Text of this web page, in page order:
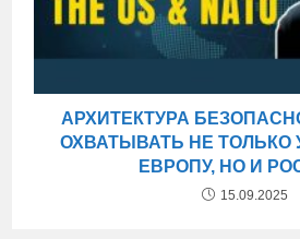
АРХИТЕКТУРА
ОХВАТЫВАТЬ НЕ ТОЛЬКО
ЕВРОПУ, НО И
15.09.2025